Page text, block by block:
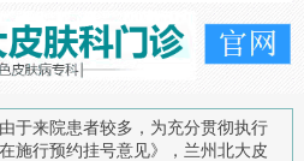
于来院患者较多，为充分贯彻执行
施行预约挂号意见》，兰州北大皮